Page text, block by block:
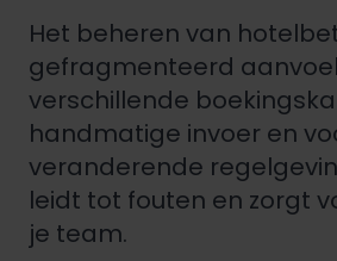
Het beheren van
gefragmenteerd
verschillende
handmatige invoer en
veranderende
leidt tot fouten en zorgt
je team.